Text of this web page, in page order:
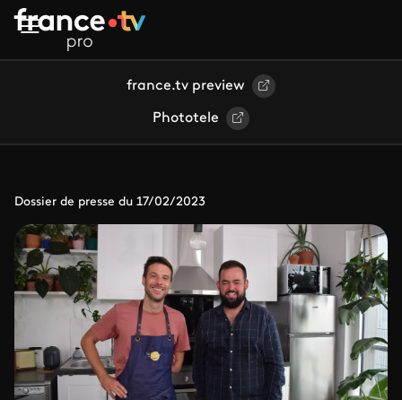
Aller au contenu principal
france.tv preview
Phototele
Dossier de presse du 17/02/2023